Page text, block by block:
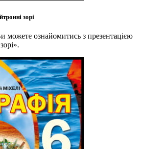
зорі
можете ознайомитись з презентацією